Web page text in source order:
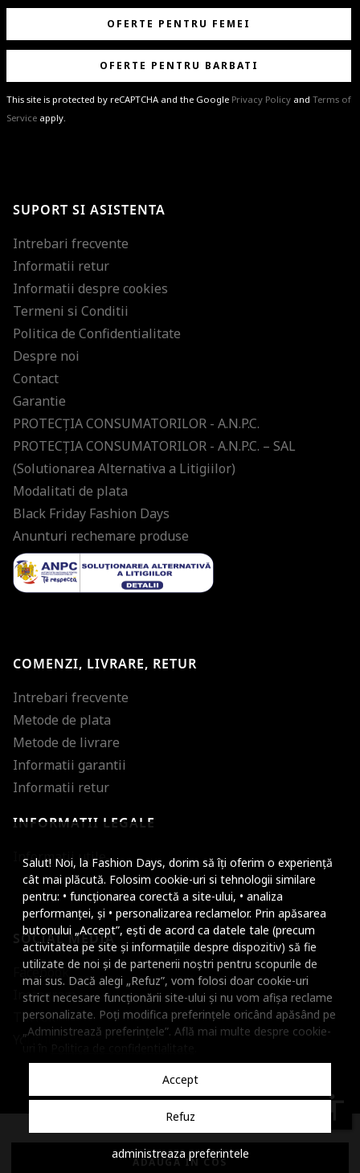
Salut! Noi, la Fashion Days, dorim să îți oferim o experiență
cât mai plăcută. Folosim cookie-uri si tehnologii similare
pentru: • funcționarea corectă a site-ului, • analiza
performanței, și • personalizarea reclamelor. Prin apăsarea
butonului „Accept”, ești de acord ca datele tale (precum
activitatea pe site și informațiile despre dispozitiv) să fie
utilizate de noi și de partenerii noștri pentru scopurile de
mai sus. Dacă alegi „Refuz”, vom folosi doar cookie-uri
strict necesare funcționării site-ului și nu vom afișa reclame
personalizate. Poți modifica preferințele oricând apăsând pe
„Administrează preferințele”. Află mai multe despre cookie-
Accept
Refuz
administreaza preferintele
ADAUGA IN COS
OFERTE PENTRU FEMEI
OFERTE PENTRU BARBATI
This site is protected by reCAPTCHA and the Google Privacy Policy and Terms of
Service apply.
ultimele tendinte in moda!
SUPORT SI ASISTENTA
Intrebari frecvente
Informatii retur
Informatii despre cookies
Termeni si Conditii
Politica de Confidentialitate
Despre noi
Contact
Garantie
PROTECŢIA CONSUMATORILOR - A.N.P.C.
PROTECŢIA CONSUMATORILOR - A.N.P.C. – SAL
(Solutionarea Alternativa a Litigiilor)
Modalitati de plata
Black Friday Fashion Days
Anunturi rechemare produse
COMENZI, LIVRARE, RETUR
Intrebari frecvente
Metode de plata
Metode de livrare
Informatii garantii
Informatii retur
INFORMATII LEGALE
Informatii utile
SOCIAL MEDIA
Facebook
Instagram
TikTok
Youtube
© 2001 - 2026 Dante International, CUI: 14399840, Reg. Com.
accessibility
Micsoreaza
Mareste spatierea
Micsoreaza
Mareste inaltimea
Micsoreaza
Inverseaza culorile
Nuante de gri
Cursor mare
Subliniaza link-urile